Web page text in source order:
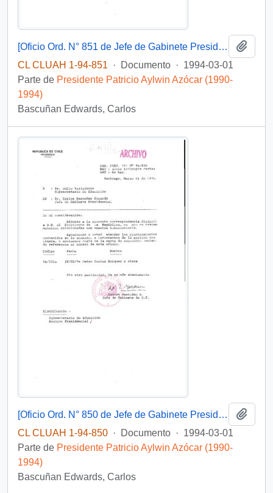
[Oficio Ord. N° 851 de Jefe de Gabinete Presidencial, remite copia de carta que se indica]
CL CLUAH 1-94-851
· Documento · 1994-03-01
Parte de Presidente Patricio Aylwin Azócar (1990-
1994)
Bascuñan Edwards, Carlos
[Oficio Ord. N° 850 de Jefe de Gabinete Presidencial, remite copia de carta que se indica]
CL CLUAH 1-94-850 · Documento · 1994-03-01
Parte de Presidente Patricio Aylwin Azócar (1990-
1994)
Bascuñan Edwards, Carlos